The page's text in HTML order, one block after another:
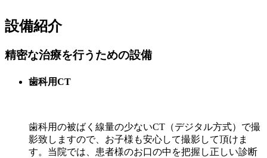
設備紹介
精密な治療を行うための設備
歯科用CT
歯科用の被ばく線量の少ないCT（デジタル方式）で撮
影致しますので、お子様も安心して撮影して頂けま
す。当院では、患者様のお口の中を把握し正しい診断